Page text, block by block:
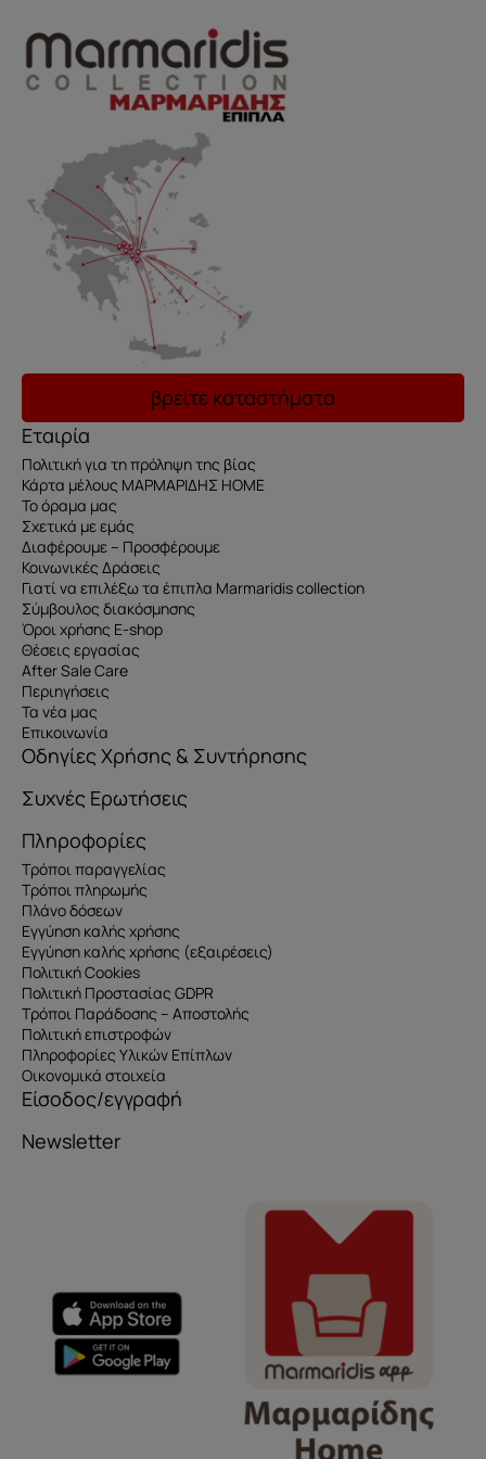
e-mail
Το μήνυμά σας
βρείτε καταστήματα
Εταιρία
Πολιτική για τη πρόληψη της βίας
Κάρτα μέλους ΜΑΡΜΑΡΙΔΗΣ HOME
Το όραμα μας
Σχετικά με εμάς
Διαφέρουμε – Προσφέρουμε
Κοινωνικές Δράσεις
Γιατί να επιλέξω τα έπιπλα Marmaridis collection
Σύμβουλος διακόσμησης
Όροι χρήσης E-shop
Θέσεις εργασίας
After Sale Care
Περιηγήσεις
Τα νέα μας
Επικοινωνία
Οδηγίες Χρήσης & Συντήρησης
Συχνές Ερωτήσεις
Πληροφορίες
Τρόποι παραγγελίας
Τρόποι πληρωμής
Πλάνο δόσεων
Εγγύηση καλής χρήσης
Εγγύηση καλής χρήσης (εξαιρέσεις)
Πολιτική Cookies
Πολιτική Προστασίας GDPR
Τρόποι Παράδοσης – Αποστολής
Πολιτική επιστροφών
Πληροφορίες Υλικών Επίπλων
Οικονομικά στοιχεία
Είσοδος/εγγραφή
Newsletter